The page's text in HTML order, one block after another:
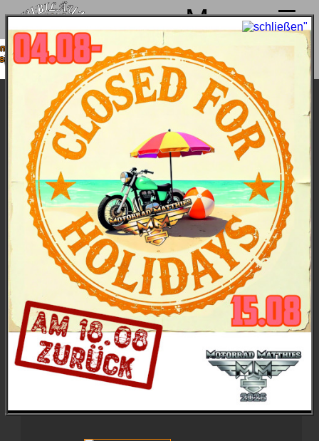
Menu
von 4. bis 15.08. Sommerpause
ab 18.08. wieder mit voller Power für
Euch da!
Nightster 2024 - Farben und Preise *)
Bike & Bilder
Hauptmerkmale
Daten
Farben und Preise
Preise gütig 2025all inclusive, ohne versteckte
Nebenkosten*)
Billiard Gray:
15.555,-- €*)